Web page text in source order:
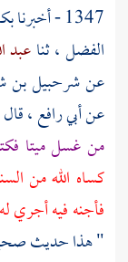
1347 - أخبرنا
الفضل، ثناعبد
عنشرحبيل بن
عنأبي رافع،
من غسل ميتا
كساه الله من
فأجنه فيه أجري
" هذا حديث